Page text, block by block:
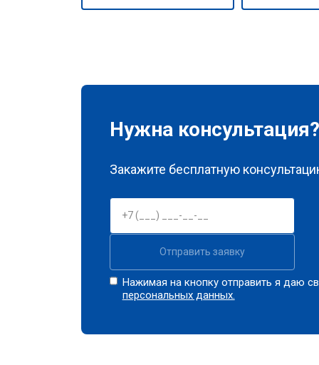
Нужна консультация?
Закажите бесплатную
Отправить заявку
Нажимая на кнопку отправить я даю
персональных данных.